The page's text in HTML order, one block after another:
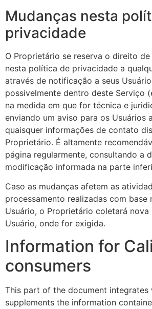
Mudanças nesta
privacidade
O Proprietário se reserva o direito
nesta política de privacidade a
através de notificação a seus
possivelmente dentro deste Serviço
na medida em que for técnica e
enviando um aviso para os Usuários
quaisquer informações de contato
Proprietário. É altamente
página regularmente, consultando a
modificação informada na parte
Caso as mudanças afetem as
processamento realizadas com base
Usuário, o Proprietário coletará nova
Usuário, onde for exigida.
Information for
consumers
This part of the document integrates
supplements the information